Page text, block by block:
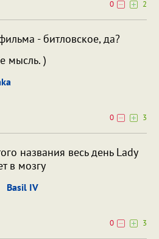
0 2
- битловское, да?
мысль. )
0
3
названия весь день Lady
в мозгу
Bаsil IV
0
3